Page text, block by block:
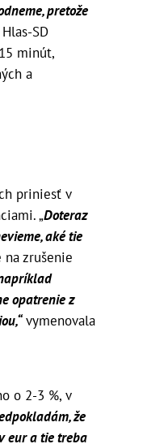
pretože
SD
minút,
a
priniesť v
„Doteraz
aké tie
zrušenie
opatrenie z
vymenovala
o 2-3 %, v
že
eur a tie treba